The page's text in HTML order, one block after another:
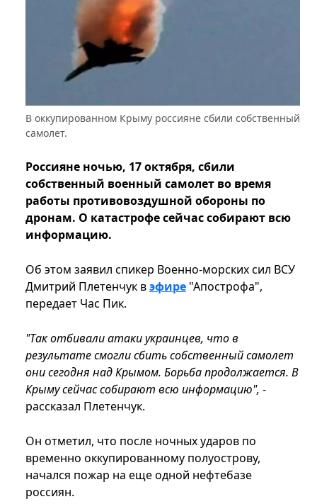
В оккупированном Крыму россияне сбили собственный
самолет.
Россияне ночью, 17 октября, сбили
собственный военный самолет во время
работы противовоздушной обороны по
дронам. О катастрофе сейчас собирают всю
информацию.
Об этом заявил спикер Военно-морских сил ВСУ
Дмитрий Плетенчук вэфире "Апострофа",
передает Час Пик.
"Так отбивали атаки украинцев, что в
результате смогли сбить собственный самолет
они сегодня над Крымом. Борьба продолжается. В
Крыму сейчас собирают всю информацию", -
рассказал Плетенчук.
Он отметил, что после ночных ударов по
временно оккупированному полуострову,
начался пожар на еще одной нефтебазе
россиян.